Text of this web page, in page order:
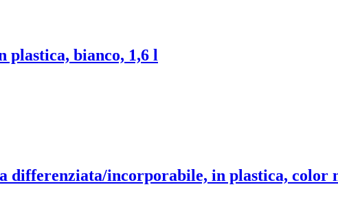
plastica, bianco, 1,6 l
differenziata/incorporabile, in plastica, color